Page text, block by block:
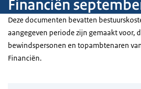
Financiën
Deze documenten bevatten
aangegeven periode zijn gemaakt voor,
bewindspersonen en topambtenaren
Financiën.